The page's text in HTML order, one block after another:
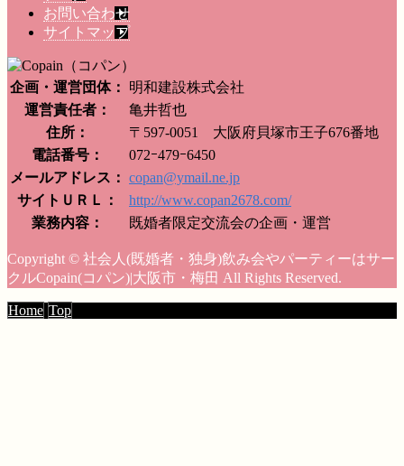
お問い合わせ
サイトマップ
企画・運営団体：
明和建設株式会社
運営責任者：
亀井哲也
住所：
〒597-0051 大阪府貝塚市王子676番地
電話番号：
072ｰ479ｰ6450
メールアドレス： copan@ymail.ne.jp
サイトＵＲＬ：
http://www.copan2678.com/
業務内容：
既婚者限定交流会の企画・運営
Copyright © 社会人(既婚者・独身)飲み会やパーティーはサー
クルCopain(コパン)|大阪市・梅田 All Rights Reserved.
Home Top